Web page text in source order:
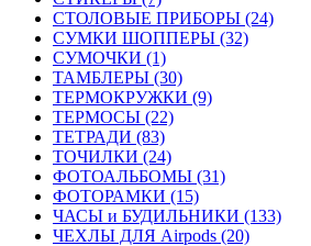
СТОЛОВЫЕ ПРИБОРЫ (24)
СУМКИ ШОППЕРЫ (32)
СУМОЧКИ (1)
ТАМБЛЕРЫ (30)
ТЕРМОКРУЖКИ (9)
ТЕРМОСЫ (22)
ТЕТРАДИ (83)
ТОЧИЛКИ (24)
ФОТОАЛЬБОМЫ (31)
ФОТОРАМКИ (15)
ЧАСЫ и БУДИЛЬНИКИ (133)
ЧЕХЛЫ ДЛЯ Airpods (20)